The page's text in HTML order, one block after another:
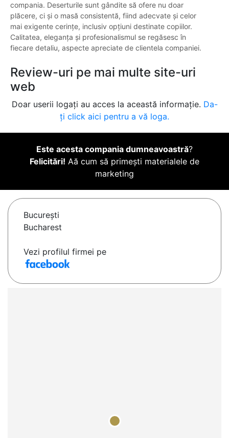
compania. Deserturile sunt gândite să ofere nu doar
plăcere, ci și o masă consistentă, fiind adecvate și celor
mai exigente cerințe, inclusiv opțiuni destinate copiilor.
Calitatea, eleganța și profesionalismul se regăsesc în
fiecare detaliu, aspecte apreciate de clientela companiei.
Review-uri pe mai multe site-uri
web
Doar userii logați au acces la această informație. Da-
ți click aici pentru a vă loga.
Este acesta compania dumneavoastră?
Felicitări! Aă cum să primești materialele de
marketing
Bucureşti
Bucharest
Vezi profilul firmei pe